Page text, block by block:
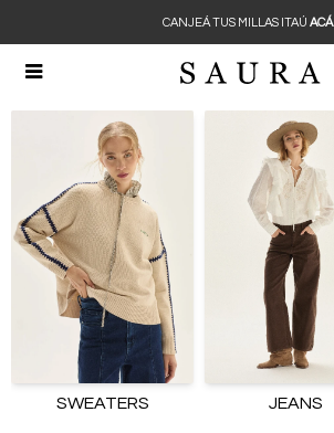

CANJEÁ TUS MILLAS ITAÚ ACÁ
SWEATERS JEANS